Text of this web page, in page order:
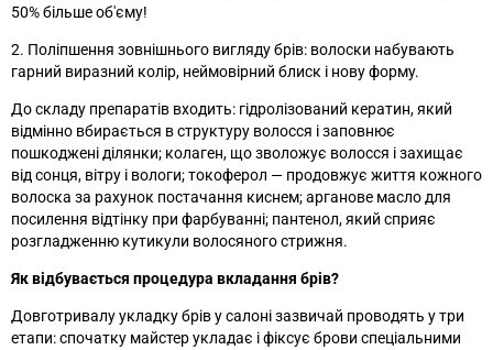
50% більше об'єму!
2. Поліпшення зовнішнього вигляду брів: волоски набувають
гарний виразний колір, неймовірний блиск і нову форму.
До складу препаратів входить: гідролізований кератин, який
відмінно вбирається в структуру волосся і заповнює
пошкоджені ділянки; колаген, що зволожує волосся і захищає
від сонця, вітру і вологи; токоферол — продовжує життя кожного
волоска за рахунок постачання киснем; арганове масло для
посилення відтінку при фарбуванні; пантенол, який сприяє
розгладженню кутикули волосяного стрижня.
Як відбувається процедура вкладання брів?
Довготривалу укладку брів у салоні зазвичай проводять у три
етапи: спочатку майстер укладає і фіксує брови спеціальними